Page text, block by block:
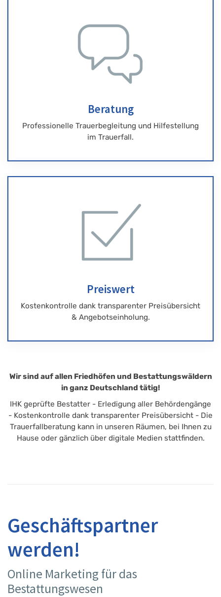
Beratung
Professionelle Trauerbegleitung und Hilfestellung
im Trauerfall.
Preiswert
Kostenkontrolle dank transparenter Preisübersicht
& Angebotseinholung.
Wir sind auf allen Friedhöfen und Bestattungswäldern
in ganz Deutschland tätig!
IHK geprüfte Bestatter - Erledigung aller Behördengänge
- Kostenkontrolle dank transparenter Preisübersicht - Die
Trauerfallberatung kann in unseren Räumen, bei Ihnen zu
Hause oder gänzlich über digitale Medien stattfinden.
Geschäftspartner
werden!
Online Marketing für das
Bestattungswesen